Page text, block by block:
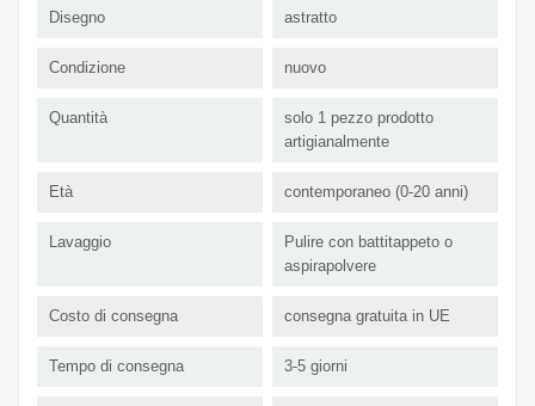
Disegno astratto
Condizione nuovo
Quantità
solo 1 pezzo prodotto
artigianalmente
Età contemporaneo (0-20 anni)
Lavaggio
Pulire con battitappeto o
aspirapolvere
Costo di consegna consegna gratuita in UE
Tempo di consegna 3-5 giorni